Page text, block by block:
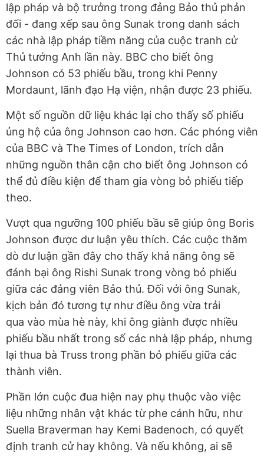
lập pháp và bộ trưởng trong đảng Bảo thủ phản
đối - đang xếp sau ông Sunak trong danh sách
các nhà lập pháp tiềm năng của cuộc tranh cử
Thủ tướng Anh lần này. BBC cho biết ông
Johnson có 53 phiếu bầu, trong khi Penny
Mordaunt, lãnh đạo Hạ viện, nhận được 23 phiếu.
Một số nguồn dữ liệu khác lại cho thấy số phiếu
ủng hộ của ông Johnson cao hơn. Các phóng viên
của BBC và The Times of London, trích dẫn
những nguồn thân cận cho biết ông Johnson có
thể đủ điều kiện để tham gia vòng bỏ phiếu tiếp
theo.
Vượt qua ngưỡng 100 phiếu bầu sẽ giúp ông Boris
Johnson được dư luận yêu thích. Các cuộc thăm
dò dư luận gần đây cho thấy khả năng ông sẽ
đánh bại ông Rishi Sunak trong vòng bỏ phiếu
giữa các đảng viên Bảo thủ. Đối với ông Sunak,
kịch bản đó tương tự như điều ông vừa trải
qua vào mùa hè này, khi ông giành được nhiều
phiếu bầu nhất trong số các nhà lập pháp, nhưng
lại thua bà Truss trong phần bỏ phiếu giữa các
thành viên.
Phần lớn cuộc đua hiện nay phụ thuộc vào việc
liệu những nhân vật khác từ phe cánh hữu, như
Suella Braverman hay Kemi Badenoch, có quyết
định tranh cử hay không. Và nếu không, ai sẽ